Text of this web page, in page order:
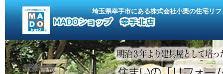
埼玉県幸手市にある株式会社小栗の住宅リ
最新情報